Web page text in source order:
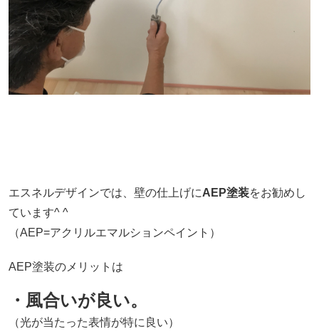
エスネルデザインでは、壁の仕上げにAEP塗装をお勧めし
ています^ ^
（AEP=アクリルエマルションペイント）
AEP塗装のメリットは
・風合いが良い。
（光が当たった表情が特に良い）